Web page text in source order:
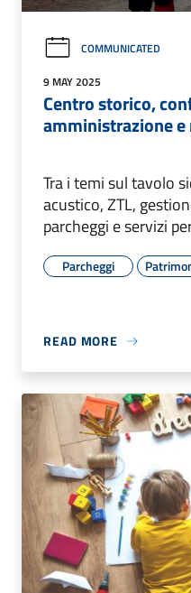
COMMUNICATED
9 MAY 2025
Centro storico,
amministrazione
Tra i temi sul tavolo
acustico, ZTL,
parcheggi e servizi
Parcheggi
READ MORE